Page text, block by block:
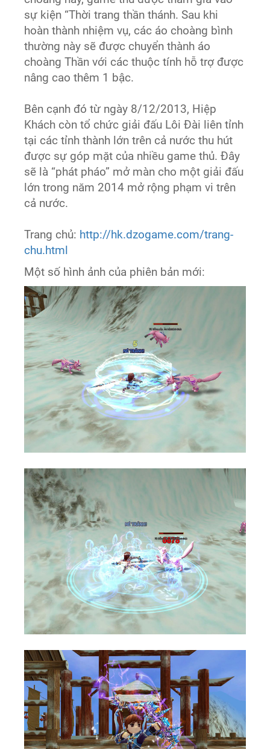
sự kiện “Thời trang thần thánh. Sau khi
hoàn thành nhiệm vụ, các áo choàng bình
thường này sẽ được chuyển thành áo
choàng Thần với các thuộc tính hỗ trợ được
nâng cao thêm 1 bậc.
Bên cạnh đó từ ngày 8/12/2013, Hiệp
Khách còn tổ chức giải đấu Lôi Đài liên tỉnh
tại các tỉnh thành lớn trên cả nước thu hút
được sự góp mặt của nhiều game thủ. Đây
sẽ là “phát pháo” mở màn cho một giải đấu
lớn trong năm 2014 mở rộng phạm vi trên
cả nước.
Trang chủ: http://hk.dzogame.com/trang-
chu.html
Một số hình ảnh của phiên bản mới: